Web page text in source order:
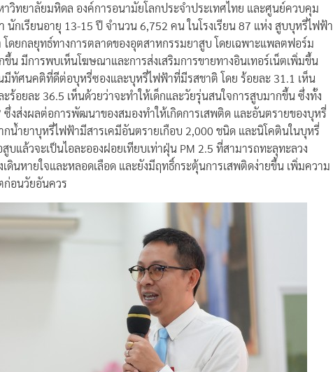
วิทยาลัยมหิดล องค์การอนามัยโลกประจำประเทศไทย และศูนย์ควบคุม
นักเรียนอายุ 13-15 ปี จำนวน 6,752 คน ในโรงเรียน 87 แห่ง สูบบุหรี่ไฟฟ้า
โดยกลยุทธ์ทางการตลาดของอุตสาหกรรมยาสูบ โดยเฉพาะแพลตฟอร์ม
ขึ้น มีการพบเห็นโฆษณาและการส่งเสริมการขายทางอินเทอร์เน็ตเพิ่มขึ้น
มีทัศนคติที่ดีต่อบุหรี่ซองและบุหรี่ไฟฟ้าที่มีรสชาติ โดย ร้อยละ 31.1 เห็น
ร้อยละ 36.5 เห็นด้วยว่าจะทำให้เด็กและวัยรุ่นสนใจการสูบมากขึ้น ซึ่งทั้ง
งส่งผลต่อการพัฒนาของสมองทำให้เกิดการเสพติด และอันตรายของบุหรี่
กน้ำยาบุหรี่ไฟฟ้ามีสารเคมีอันตรายเกือบ 2,000 ชนิด และนิโคตินในบุหรี่
แล้วจะเป็นไอละอองฝอยเทียบเท่าฝุ่น PM 2.5 ที่สามารถทะลุทะลวง
ดินหายใจและหลอดเลือด และยังมีฤทธิ์กระตุ้นการเสพติดง่ายขึ้น เพิ่มความ
ก่อนวัยอันควร